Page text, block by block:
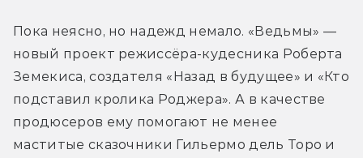
Пока неясно, но надежд немало. «Ведьмы» —
новый проект режиссёра-кудесника Роберта
Земекиса, создателя «Назад в будущее» и «Кто
подставил кролика Роджера». А в качестве
продюсеров ему помогают не менее
маститые сказочники Гильермо дель Торо и